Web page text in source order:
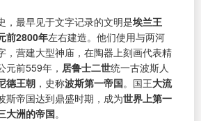
，最早见于文字记录的文明是埃兰王
前2800年左右建造。他们使用与两河
，营建大型神庙，在陶器上刻画代表精
元前559年， 居鲁士二世统一古波斯人
德王朝 ，史称波斯第一帝国。国王大流
斯帝国达到鼎盛时期，成为世界上第一
大洲的帝国。